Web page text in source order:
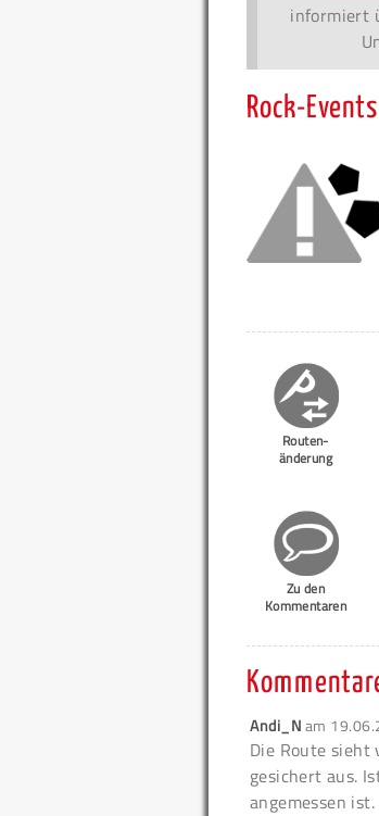
informiert
Rock-Events
Routen-
änderung
Zu den
Kommentaren
Andi_Nam
Die Route
gesichert aus.
angemessen ist.